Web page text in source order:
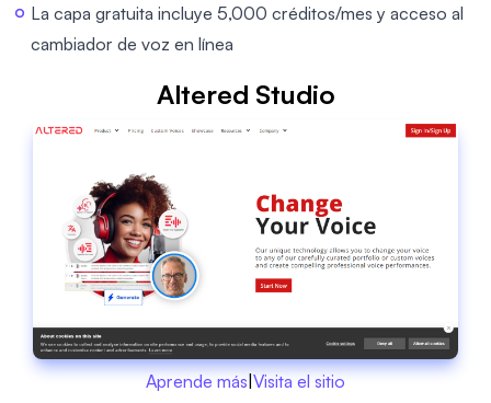
La capa gratuita incluye 5,000 créditos/mes y acceso al
cambiador de voz en línea
Altered Studio
Aprende más Visita el sitio